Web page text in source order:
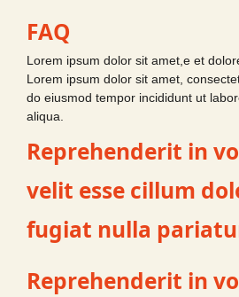
FAQ
Lorem ipsum dolor sit amet,e et
Lorem ipsum dolor sit amet,
do eiusmod tempor incididunt ut
aliqua.
Reprehenderit in
velit esse cillum
fugiat nulla
Reprehenderit in